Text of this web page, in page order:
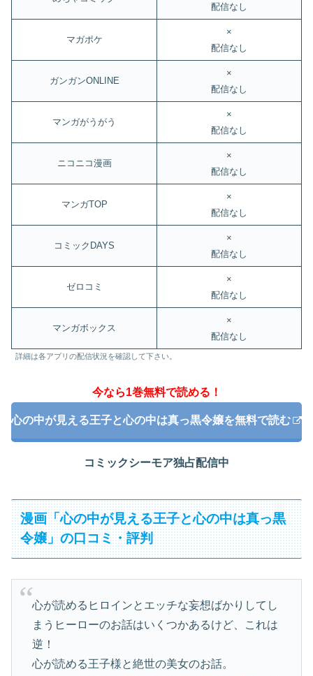
配信なし
マガポケ
×
配信なし
ガンガンONLINE
×
配信なし
マンガがうがう
×
配信なし
ニコニコ漫画
×
配信なし
マンガTOP
×
配信なし
コミックDAYS
×
配信なし
ゼロコミ
×
配信なし
マンガボックス
×
配信なし
詳細は各アプリの配信状況を確認して下さい。
今なら1巻無料で読める！
心の中が見える王子と心の中は真っ黒令嬢を無料で読む
コミックシーモア独占配信中
漫画「心の中が見える王子と心の中は真っ黒
令嬢」の口コミ・評判
心が読めるヒロインとエッチな妄想ばかりしてし
まうヒーローのお話はいくつかあるけど、これは
逆！
心が読める王子様と絶世の美女のお話。